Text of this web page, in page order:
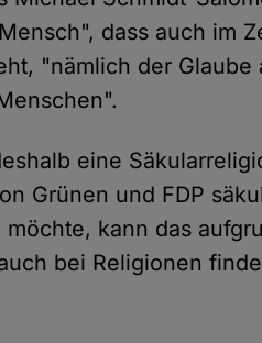
dass auch im
"nämlich der Glaube
eine
Grünen und FDP
kann das
bei Religionen